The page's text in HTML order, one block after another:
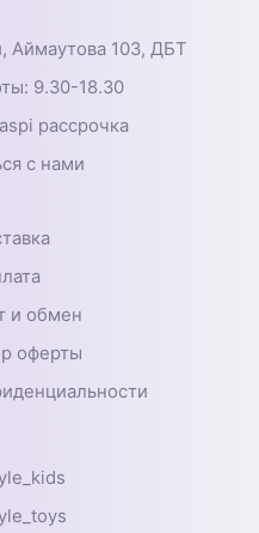
Аймаутова 103, ДБТ
9.30-18.30
рассрочка
с нами
и обмен
оферты